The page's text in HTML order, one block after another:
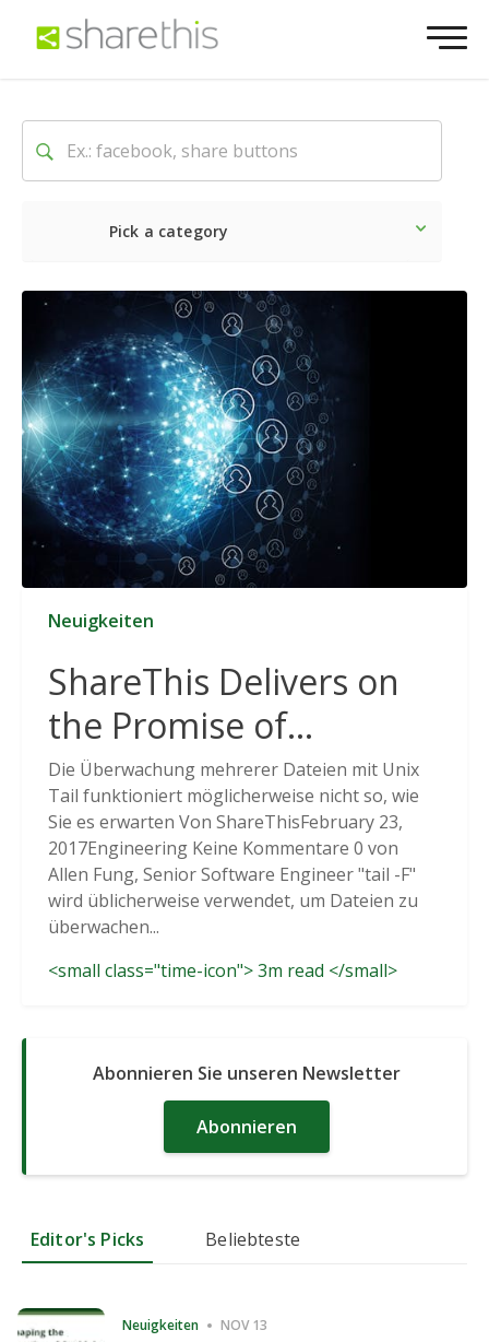
Pick a category
Neueste Sozial
Neuigkeiten
ShareThis Delivers on
the Promise of
Cookieless Data
Solutions
Die Überwachung mehrerer Dateien mit Unix
Tail funktioniert möglicherweise nicht so, wie
Sie es erwarten Von ShareThisFebruary 23,
2017Engineering Keine Kommentare 0 von
Allen Fung, Senior Software Engineer "tail -F"
wird üblicherweise verwendet, um Dateien zu
überwachen...
<small class="time-icon"> 3m read </small>
Abonnieren Sie unseren Newsletter
Abonnieren
Editor's Picks Beliebteste
Neuigkeiten NOV 13